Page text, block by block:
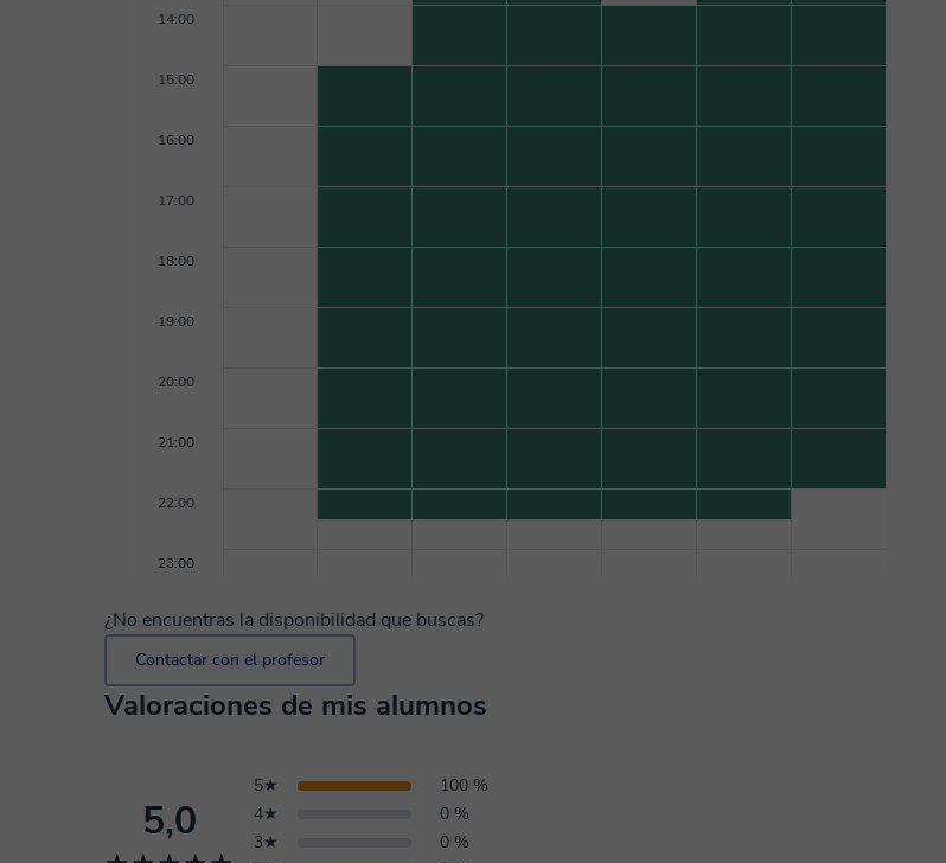
14:00
15:00
16:00
17:00
18:00
19:00
20:00
21:00
22:00
23:00
¿No encuentras la disponibilidad que buscas?
Contactar con el profesor
Valoraciones de mis alumnos
5,0
5★
100 %
4★
0 %
3★
0 %